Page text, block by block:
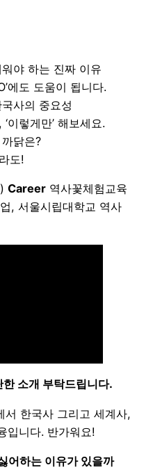
야 하는 진짜 이유
에도 도움이 됩니다.
사의 중요성
이렇게만’ 해보세요.
닭은?
도!
Career 역사꽃체험교육
, 서울시립대학교 역사
소개 부탁드립니다.
서 한국사 그리고 세계사,
입니다. 반가워요!
어하는 이유가 있을까